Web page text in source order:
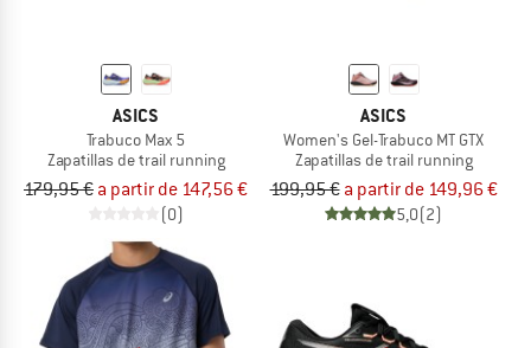
ASICS
Trabuco Max 5
Zapatillas de trail running
179,95 € a partir de 147,56 €
(0)
ASICS
Women's Gel-Trabuco MT GTX
Zapatillas de trail running
199,95 € a partir de 149,96 €
5,0(2)